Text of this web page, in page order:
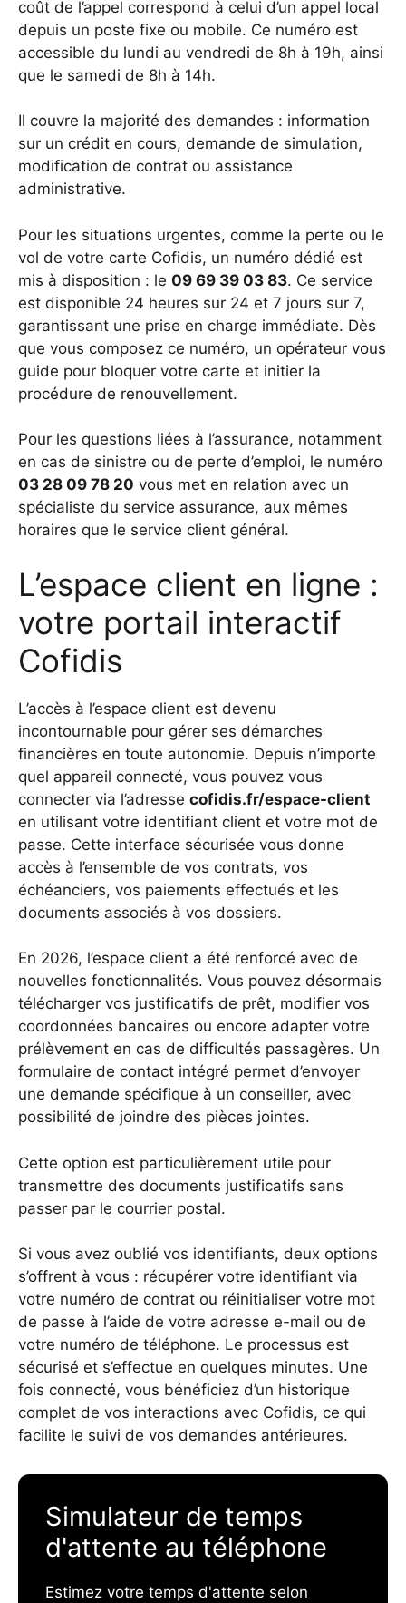
coût de l’appel correspond à celui d’un appel local
depuis un poste fixe ou mobile. Ce numéro est
accessible du lundi au vendredi de 8h à 19h, ainsi
que le samedi de 8h à 14h.
Il couvre la majorité des demandes : information
sur un crédit en cours, demande de simulation,
modification de contrat ou assistance
administrative.
Pour les situations urgentes, comme la perte ou le
vol de votre carte Cofidis, un numéro dédié est
mis à disposition : le 09 69 39 03 83. Ce service
est disponible 24 heures sur 24 et 7 jours sur 7,
garantissant une prise en charge immédiate. Dès
que vous composez ce numéro, un opérateur vous
guide pour bloquer votre carte et initier la
procédure de renouvellement.
Pour les questions liées à l’assurance, notamment
en cas de sinistre ou de perte d’emploi, le numéro
03 28 09 78 20 vous met en relation avec un
spécialiste du service assurance, aux mêmes
horaires que le service client général.
L’espace client en ligne :
votre portail interactif
Cofidis
L’accès à l’espace client est devenu
incontournable pour gérer ses démarches
financières en toute autonomie. Depuis n’importe
quel appareil connecté, vous pouvez vous
connecter via l’adresse cofidis.fr/espace-client
en utilisant votre identifiant client et votre mot de
passe. Cette interface sécurisée vous donne
accès à l’ensemble de vos contrats, vos
échéanciers, vos paiements effectués et les
documents associés à vos dossiers.
En 2026, l’espace client a été renforcé avec de
nouvelles fonctionnalités. Vous pouvez désormais
télécharger vos justificatifs de prêt, modifier vos
coordonnées bancaires ou encore adapter votre
prélèvement en cas de difficultés passagères. Un
formulaire de contact intégré permet d’envoyer
une demande spécifique à un conseiller, avec
possibilité de joindre des pièces jointes.
Cette option est particulièrement utile pour
transmettre des documents justificatifs sans
passer par le courrier postal.
Si vous avez oublié vos identifiants, deux options
s’offrent à vous : récupérer votre identifiant via
votre numéro de contrat ou réinitialiser votre mot
de passe à l’aide de votre adresse e-mail ou de
votre numéro de téléphone. Le processus est
sécurisé et s’effectue en quelques minutes. Une
fois connecté, vous bénéficiez d’un historique
complet de vos interactions avec Cofidis, ce qui
facilite le suivi de vos demandes antérieures.
Simulateur de temps
d'attente au téléphone
Estimez votre temps d'attente selon